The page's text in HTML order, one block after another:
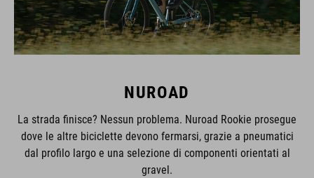
NUROAD
La strada finisce? Nessun problema. Nuroad Rookie prosegue
dove le altre biciclette devono fermarsi, grazie a pneumatici
dal profilo largo e una selezione di componenti orientati al
gravel.